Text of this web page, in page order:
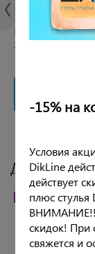
5 912 руб.
Рейтинг:
2 отзыва
Другие
ХИТ ПРОДАЖ
-15% на
Условия
DikLine
действует
плюс стулья
скидок! При
свяжется и